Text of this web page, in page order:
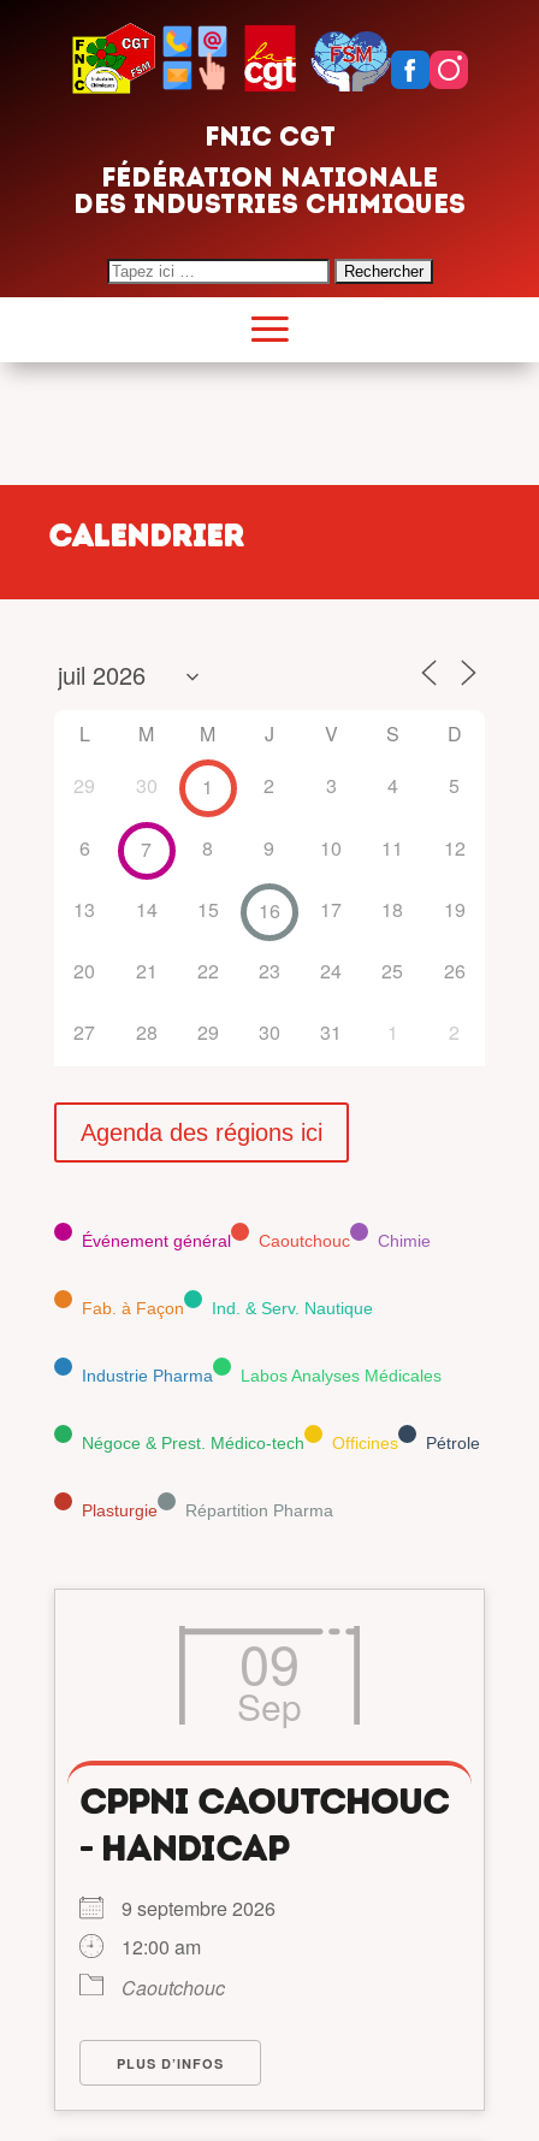
FNIC CGT
FÉDÉRATION NATIONALE
DES INDUSTRIES CHIMIQUES
Search
for:
CALENDRIER
L M M J V S
D
29
30 1 2 3 4 5
6 7 8 9 10 11 12
13 14 15 16 17 18 19
20 21 22 23 24 25 26
27 28 29 30 31 1 2
Agenda des régions ici
Événement général Caoutchouc Chimie
Fab. à Façon Ind. & Serv. Nautique
Industrie Pharma Labos Analyses Médicales
Négoce & Prest. Médico-tech Officines Pétrole
Plasturgie Répartition Pharma
09
Sep
CPPNI CAOUTCHOUC
- HANDICAP
9 septembre 2026
12:00 am
Caoutchouc
PLUS D’INFOS